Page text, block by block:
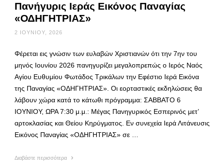
Πανήγυρις Ιεράς Εικόνος Παναγίας
«ΟΔΗΓΗΤΡΙΑΣ»
2 ΙΟΥΝΊΟΥ, 2026
Φέρεται εις γνώσιν των ευλαβών Χριστιανών ότι την 7ην του
μηνός Ιουνίου 2026 πανηγυρίζει μεγαλοπρεπώς ο Ιερός Ναός
Αγίου Ευθυμίου Φωτάδος Τρικάλων την Εφέστιο Ιερά Εικόνα
της Παναγίας «ΟΔΗΓΗΤΡΙΑΣ». Οι εορταστικές εκδηλώσεις θα
λάβουν χώρα κατά το κάτωθι πρόγραμμα: ΣΑΒΒΑΤΟ 6
ΙΟΥΝΙΟΥ, ΩΡΑ 7:30 μ.μ.: Μέγας Πανηγυρικός Εσπερινός μετ’
αρτοκλασίας και Θείου Κηρύγματος. Εν συνεχεία Ιερά Λιτάνευσις
Εικόνος Παναγίας «ΟΔΗΓΗΤΡΙΑΣ» σε …
Διαβάστε περισσότερα